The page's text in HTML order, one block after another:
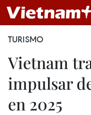
TURISMO
Vietnam
impulsar
en 2025